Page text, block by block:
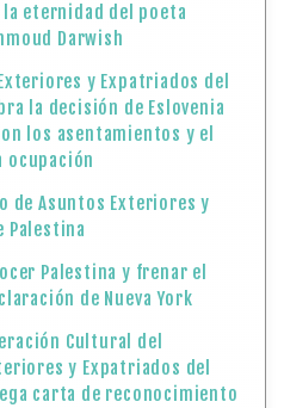
la eternidad del poeta
Darwish
y Expatriados del
la decisión de Eslovenia
los asentamientos y el
ocupación
de Asuntos Exteriores y
Palestina
Palestina y frenar el
de Nueva York
Cultural del
y Expatriados del
carta de reconocimiento